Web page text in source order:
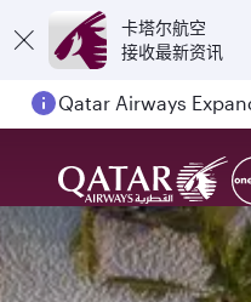
卡塔尔航空
接收最新资讯